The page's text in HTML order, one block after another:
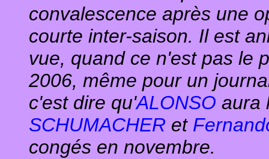
convalescence après une
courte inter-saison. Il est
vue, quand ce n'est pas le
2006, même pour un
c'est dire qu'ALONSO aura
SCHUMACHER et
congés en novembre.